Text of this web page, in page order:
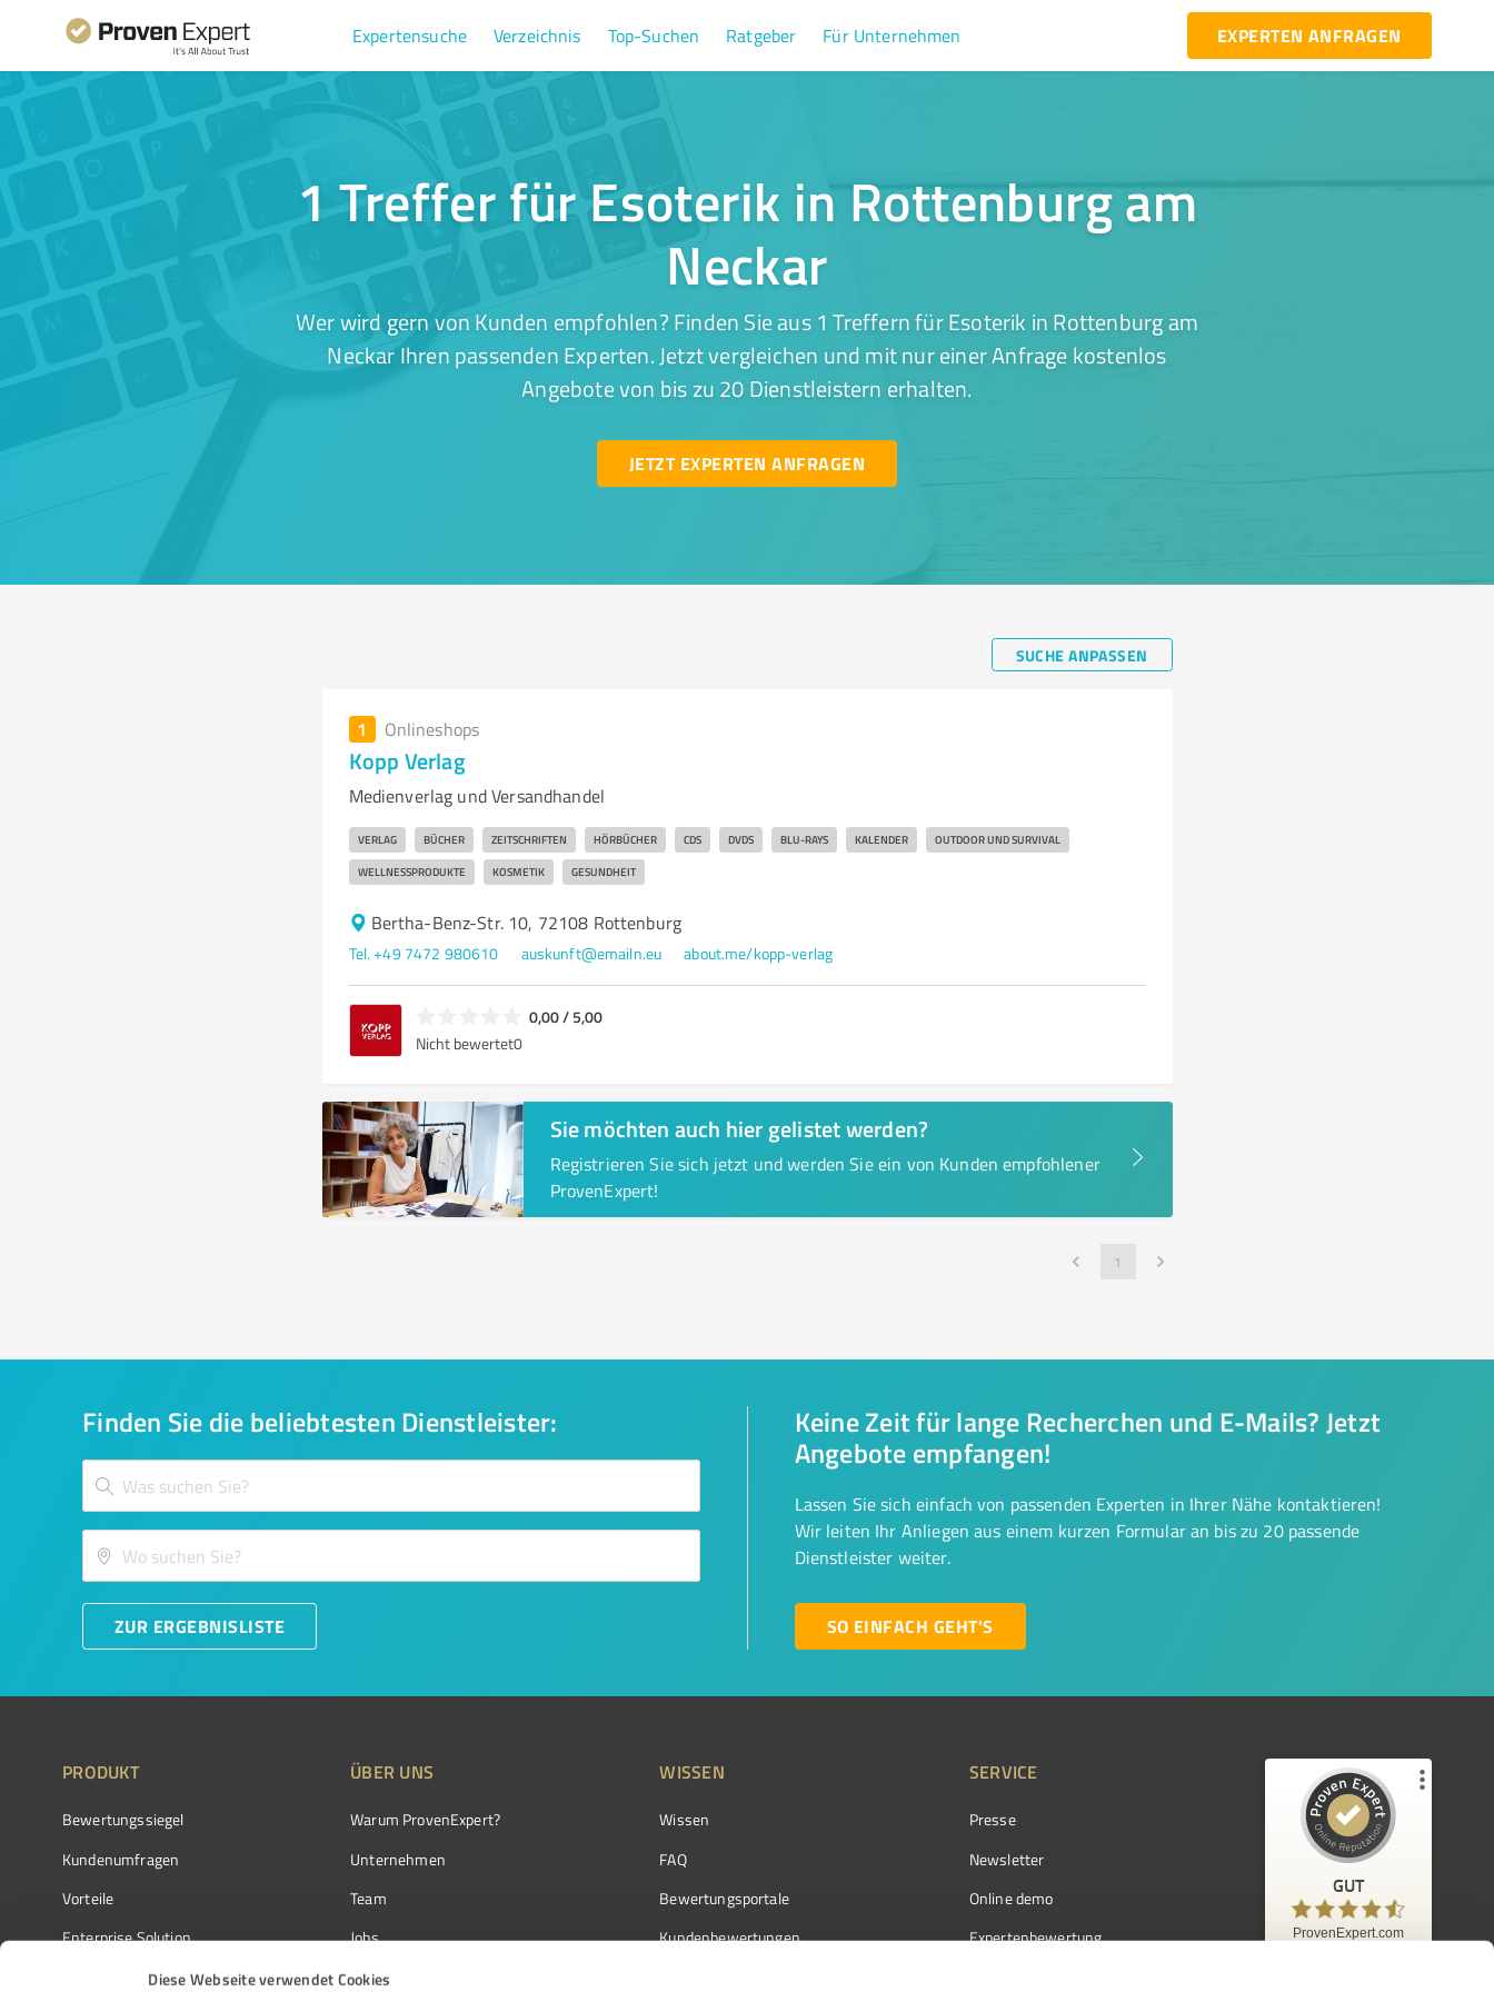
Diese Webseite verwendet Cookies
Expertensuche Verzeichnis Top-Suchen Ratgeber Für Unternehmen EXPERTEN ANFRAGEN
1 Treffer für Esoterik in Rottenburg am
Neckar
Wer wird gern von Kunden empfohlen? Finden Sie aus 1 Treffern für Esoterik in Rottenburg am
Neckar Ihren passenden Experten. Jetzt vergleichen und mit nur einer Anfrage kostenlos
Angebote von bis zu 20 Dienstleistern erhalten.
JETZT EXPERTEN ANFRAGEN
SUCHE ANPASSEN
1 Onlineshops
Kopp Verlag
Medienverlag und Versandhandel
VERLAG BÜCHER ZEITSCHRIFTEN HÖRBÜCHER CDS DVDS BLU-RAYS KALENDER OUTDOOR UND SURVIVAL
WELLNESSPRODUKTE KOSMETIK GESUNDHEIT
Bertha-Benz-Str. 10, 72108 Rottenburg
Tel. +49 7472 980610 auskunft@emailn.eu about.me/kopp-verlag
0,00 / 5,00
Nicht bewertet0
Sie möchten auch hier gelistet werden?
Registrieren Sie sich jetzt und werden Sie ein von Kunden empfohlener
ProvenExpert!
1
Finden Sie die beliebtesten Dienstleister:
ZUR ERGEBNISLISTE
Keine Zeit für lange Recherchen und E-Mails? Jetzt
Angebote empfangen!
Lassen Sie sich einfach von passenden Experten in Ihrer Nähe kontaktieren!
Wir leiten Ihr Anliegen aus einem kurzen Formular an bis zu 20 passende
Dienstleister weiter.
SO EINFACH GEHT'S
PRODUKT
Bewertungssiegel
Kundenumfragen
Vorteile
Enterprise Solution
Partnerprogramm
ÜBER UNS
Warum ProvenExpert?
Unternehmen
Team
Jobs
Kundenstimmen
WISSEN
Wissen
FAQ
Bewertungsportale
Kundenbewertungen
SERVICE
Presse
Newsletter
Online demo
Expertenbewertung
GUT
ProvenExpert.com
Kundenbewertungen und Erfahrungen zu
ProvenExpert.com
97
%
Empfehlungen auf
ProvenExpert.com
4,42
/
5,00